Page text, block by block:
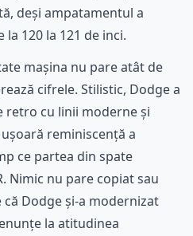
deși ampatamentul a
120 la 121 de inci.
mașina nu pare atât de
cifrele. Stilistic, Dodge a
retro cu linii moderne și
reminiscență a
ce partea din spate
Nimic nu pare copiat sau
Dodge și-a modernizat
la atitudinea